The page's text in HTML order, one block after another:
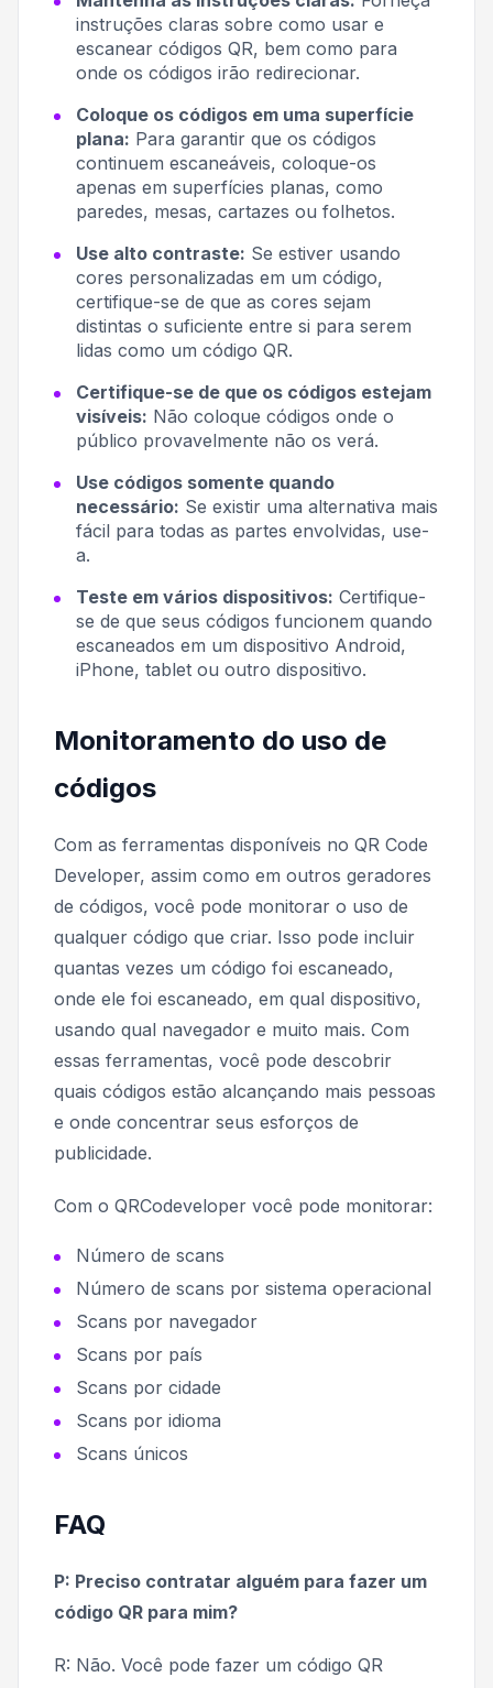
instruções claras sobre como usar e
escanear códigos QR, bem como para
onde os códigos irão redirecionar.
Coloque os códigos em uma superfície
plana: Para garantir que os códigos
continuem escaneáveis, coloque-os
apenas em superfícies planas, como
paredes, mesas, cartazes ou folhetos.
Use alto contraste: Se estiver usando
cores personalizadas em um código,
certifique-se de que as cores sejam
distintas o suficiente entre si para serem
lidas como um código QR.
Certifique-se de que os códigos estejam
visíveis: Não coloque códigos onde o
público provavelmente não os verá.
Use códigos somente quando
necessário: Se existir uma alternativa mais
fácil para todas as partes envolvidas, use-
a.
Teste em vários dispositivos: Certifique-
se de que seus códigos funcionem quando
escaneados em um dispositivo Android,
iPhone, tablet ou outro dispositivo.
Monitoramento do uso de
códigos
Com as ferramentas disponíveis no QR Code
Developer, assim como em outros geradores
de códigos, você pode monitorar o uso de
qualquer código que criar. Isso pode incluir
quantas vezes um código foi escaneado,
onde ele foi escaneado, em qual dispositivo,
usando qual navegador e muito mais. Com
essas ferramentas, você pode descobrir
quais códigos estão alcançando mais pessoas
e onde concentrar seus esforços de
publicidade.
Com o QRCodeveloper você pode monitorar:
Número de scans
Número de scans por sistema operacional
Scans por navegador
Scans por país
Scans por cidade
Scans por idioma
Scans únicos
FAQ
P: Preciso contratar alguém para fazer um
código QR para mim?
R: Não. Você pode fazer um código QR